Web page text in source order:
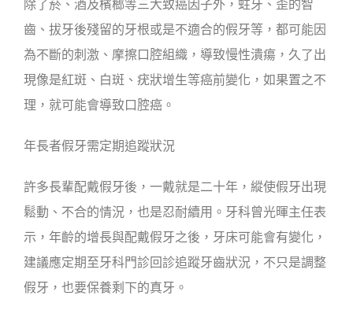
除了菸、酒及檳榔等三大致癌因子外，蛀牙、歪的智
齒、拔牙後殘留的牙根或是不適合的假牙等，都可能因
為不斷的刺激、摩擦口腔組織，導致慢性潰瘍，久了出
現像是紅斑、白斑、疣狀增生等癌前變化，如果置之不
理，就可能會導致口腔癌。
年長者假牙需定期追蹤狀況
許多長輩配戴假牙後，一戴就是二十年，縱使假牙出現
鬆動、不合的情況，也是忍耐續用。牙科曾光暉主任表
示，年齡的增長與配戴假牙之後，牙床可能會有變化，
建議應定期至牙科門診回診追蹤牙齒狀況，不只是調整
假牙，也要保養剩下的真牙。